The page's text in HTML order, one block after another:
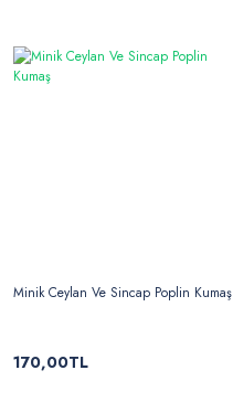
Minik Ceylan Ve Sincap Poplin Kumaş
170,00TL